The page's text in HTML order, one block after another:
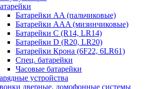
Батарейки AA (пальчиковые)
Батарейки AAA (мизинчиковые)
Батарейки C (R14, LR14)
Батарейки D (R20, LR20)
Батарейки Крона (6F22, 6LR61)
Спец. батарейки
Часовые батарейки
устройства
дверные, домофонные системы